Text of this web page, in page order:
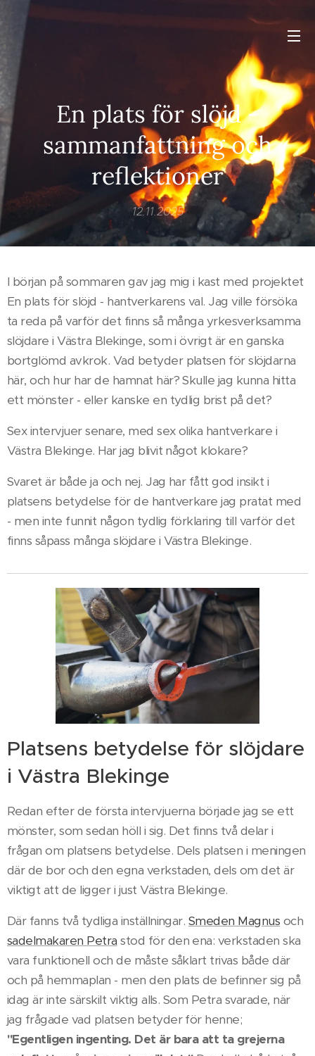
En plats för slöjd -
sammanfattning och
reflektioner
12.11.2025
I början på sommaren gav jag mig i kast med projektet
En plats för slöjd - hantverkarens val. Jag ville försöka
ta reda på varför det finns så många yrkesverksamma
slöjdare i Västra Blekinge, som i övrigt är en ganska
bortglömd avkrok. Vad betyder platsen för slöjdarna
här, och hur har de hamnat här? Skulle jag kunna hitta
ett mönster - eller kanske en tydlig brist på det?
Sex intervjuer senare, med sex olika hantverkare i
Västra Blekinge. Har jag blivit något klokare?
Svaret är både ja och nej. Jag har fått god insikt i
platsens betydelse för de hantverkare jag pratat med
- men inte funnit någon tydlig förklaring till varför det
finns såpass många slöjdare i Västra Blekinge.
Platsens betydelse för slöjdare
i Västra Blekinge
Redan efter de första intervjuerna började jag se ett
mönster, som sedan höll i sig. Det finns två delar i
frågan om platsens betydelse. Dels platsen i meningen
där de bor och den egna verkstaden, dels om det är
viktigt att de ligger i just Västra Blekinge.
Där fanns två tydliga inställningar. Smeden Magnus och
sadelmakaren Petra stod för den ena: verkstaden ska
vara funktionell och de måste såklart trivas både där
och på hemmaplan - men den plats de befinner sig på
idag är inte särskilt viktig alls. Som Petra svarade, när
jag frågade vad platsen betyder för henne;
"Egentligen ingenting. Det är bara att ta grejerna